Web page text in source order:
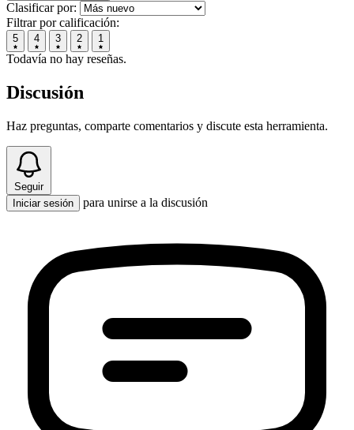
Clasificar por:
Filtrar por calificación:
5 4 3 2 1
Todavía no hay reseñas.
Discusión
Haz preguntas, comparte comentarios y discute esta herramienta.
Seguir
Iniciar sesión
para unirse a la discusión